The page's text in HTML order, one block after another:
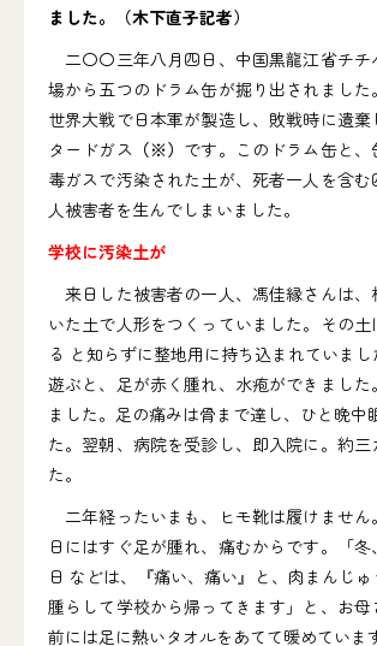
ました。（木下直子記者）
二〇〇三年八月四日、中国黒龍江省チチ
場から五つのドラム缶が掘り出されました
世界大戦で日本軍が製造し、敗戦時に遺棄
タードガス （※） です。このドラム缶と、
毒ガスで汚染された土が、死者一人を含む
人被害者を生んでしまいました。
学校に汚染土が
来日した被害者の一人、馮佳縁さんは、
いた土で人形をつくっていました。その
る と知らずに整地用に持ち込まれていま
遊ぶと、足が赤く腫れ、水疱ができました
ました。足の痛みは骨まで達し、ひと晩中
た。翌朝、病院を受診し、即入院に。約三
た。
二年経ったいまも、ヒモ靴は履けません
日にはすぐ足が腫れ、痛むからです。「
日 などは、『痛い、痛い』と、肉まんじ
腫らして学校から帰ってきます」と、お母
前には足に熱いタオルをあてて暖めていま